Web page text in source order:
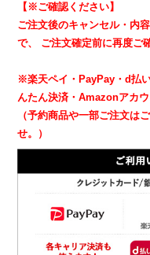
【※ご確認ください】
ご注文後のキャンセル・内
で、
ご注文確定前に再度ご
※楽天ペイ・PayPay・d払
んたん決済・Amazonアカ
（予約商品や一部ご注文は
せ。）